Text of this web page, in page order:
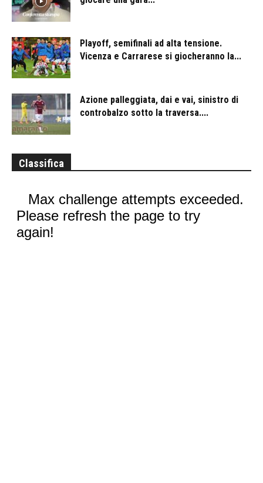
Playoff, semifinali ad alta tensione.
Vicenza e Carrarese si giocheranno la...
Azione palleggiata, dai e vai, sinistro di
controbalzo sotto la traversa....
Classifica